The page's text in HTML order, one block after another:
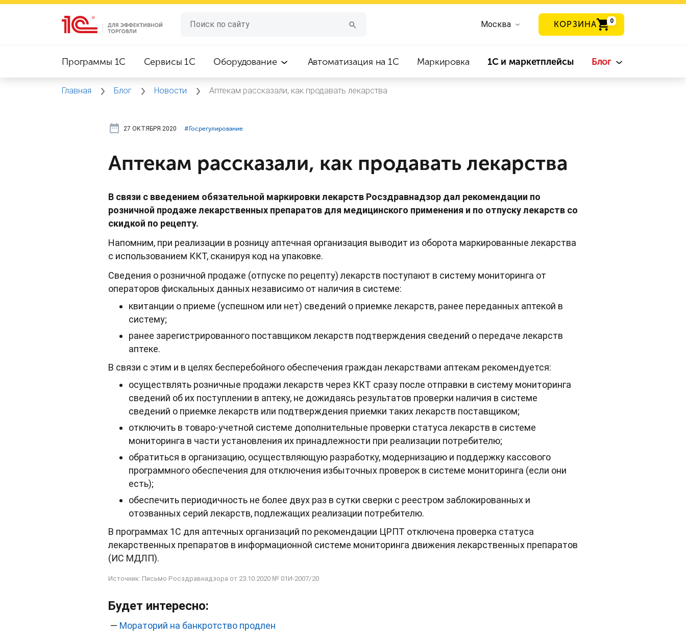
Москва КОРЗИНА 0
Программы 1C Сервисы 1C Оборудование Автоматизация на 1С Маркировка 1С и маркетплейсы Блог
Главная Блог Новости Аптекам рассказали, как продавать лекарства
27 ОКТЯБРЯ 2020 #⁣Госрегулирование
Аптекам рассказали, как продавать лекарства
В связи с введением обязательной маркировки лекарств Росздравнадзор дал рекомендации по
розничной продаже лекарственных препаратов для медицинского применения и по отпуску лекарств со
скидкой по рецепту.
Напомним, при реализации в розницу аптечная организация выводит из оборота маркированные лекарства
с использованием ККТ, сканируя код на упаковке.
Сведения о розничной продаже (отпуске по рецепту) лекарств поступают в систему мониторинга от
операторов фискальных данных независимо от наличия в системе:
квитанции о приеме (успешном или нет) сведений о приемке лекарств, ранее переданных аптекой в
систему;
ранее зарегистрированного поставщиком лекарств подтверждения сведений о передаче лекарств
аптеке.
В связи с этим и в целях бесперебойного обеспечения граждан лекарствами аптекам рекомендуется:
осуществлять розничные продажи лекарств через ККТ сразу после отправки в систему мониторинга
сведений об их поступлении в аптеку, не дожидаясь результатов проверки наличия в системе
сведений о приемке лекарств или подтверждения приемки таких лекарств поставщиком;
отключить в товаро-учетной системе дополнительные проверки статуса лекарств в системе
мониторинга в части установления их принадлежности при реализации потребителю;
обратиться в организацию, осуществляющую разработку, модернизацию и поддержку кассового
программного обеспечения для отключения избыточных проверок в системе мониторинга (если они
есть);
обеспечить периодичность не более двух раз в сутки сверки с реестром заблокированных и
отозванных серий лекарств, подлежащих реализации потребителю.
В программах 1С для аптечных организаций по рекомендации ЦРПТ отключена проверка статуса
лекарственных препаратов в информационной системе мониторинга движения лекарственных препаратов
(ИС МДЛП).
Источник: Письмо Росздравнадзора от 23.10.2020 № 01И-2007/20
Будет интересно:
— Мораторий на банкротство продлен